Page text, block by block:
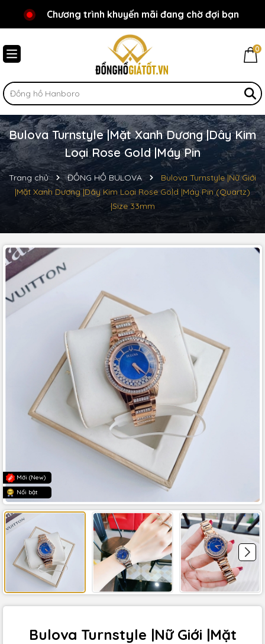
Chào mừng bạn đến với Đồnghồgiátốt.vn!
Chương trình khuyến mãi đang chờ đợi bạn
0
Bulova Turnstyle |Mặt Xanh Dương |Dây Kim
Loại Rose Gold |Máy Pin
Trang chủ ĐỒNG HỒ BULOVA
Bulova Turnstyle |Nữ Giới
|Mặt Xanh Dương |Dây Kim Loại Rose Gold |Máy Pin (Quartz)
|Size 33mm
Mới (New)
Nổi bật
Bulova Turnstyle |Nữ Giới |Mặt